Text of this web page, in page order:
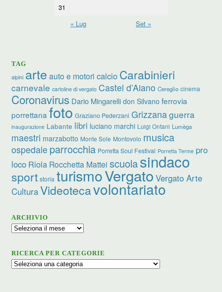
31
« Lug
Set »
TAG
alpini arte auto e motori calcio Carabinieri
carnevale cartoline di vergato Castel d’Aiano Cereglio cinema
Coronavirus Dario Mingarelli don Silvano ferrovia
porrettana foto Graziano Pederzani Grizzanaguerra
inaugurazione Labante libri luciano marchi Luigi Ontani Lumèga
maestri marzabotto Monte Sole Montovolo musica
ospedale parrocchia Porretta Soul Festival Porretta Terme pro
loco Riola Rocchetta Mattei scuolasindaco
sport storia turismoVergato Vergato Arte
CulturaVideotecavolontariato
ARCHIVIO
Archivio
RICERCA PER CATEGORIE
Ricerca